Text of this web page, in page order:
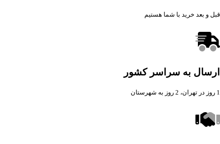
قبل و بعد خرید با شما هستیم
ارسال به سراسر کشور
1 روز در تهران، 2 روز به شهرستان